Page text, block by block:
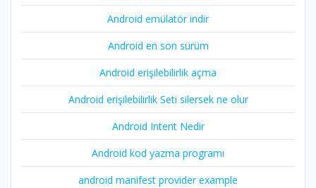
Android emülatör indir
Android en son sürüm
Android erişilebilirlik açma
Android erişilebilirlik Seti silersek ne olur
Android Intent Nedir
Android kod yazma programı
android manifest provider example